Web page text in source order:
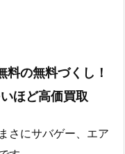
の無料づくし！
ほど高価買取
さにサバゲー、エア